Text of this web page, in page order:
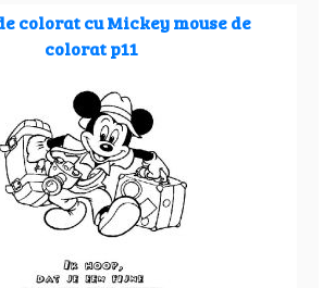
colorat cu Mickey mouse de
colorat p11